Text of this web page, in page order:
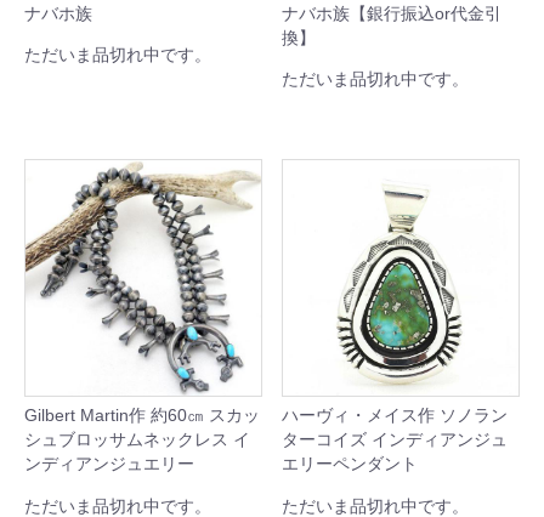
ナバホ族
ただいま品切れ中です。
ナバホ族【銀行振込or代金引
換】
ただいま品切れ中です。
Gilbert Martin作 約60㎝ スカッ
シュブロッサムネックレス イ
ンディアンジュエリー
ただいま品切れ中です。
ハーヴィ・メイス作 ソノラン
ターコイズ インディアンジュ
エリーペンダント
ただいま品切れ中です。